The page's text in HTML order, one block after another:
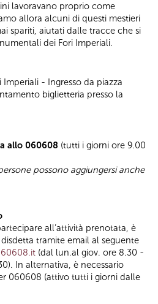
lavoravano proprio come
allora alcuni di questi mestieri
spariti, aiutati dalle tracce che si
dei Fori Imperiali.
- Ingresso da piazza
biglietteria presso la
allo 060608 (tutti i giorni ore 9.00
possono aggiungersi anche
all’attività prenotata, è
tramite email al seguente
(dal lun.al giov. ore 8.30 -
In alternativa, è necessario
060608 (attivo tutti i giorni dalle